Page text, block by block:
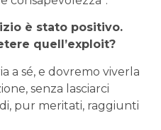
è stato positivo.
quell’exploit?
a sé, e dovremo viverla
senza lasciarci
pur meritati, raggiunti